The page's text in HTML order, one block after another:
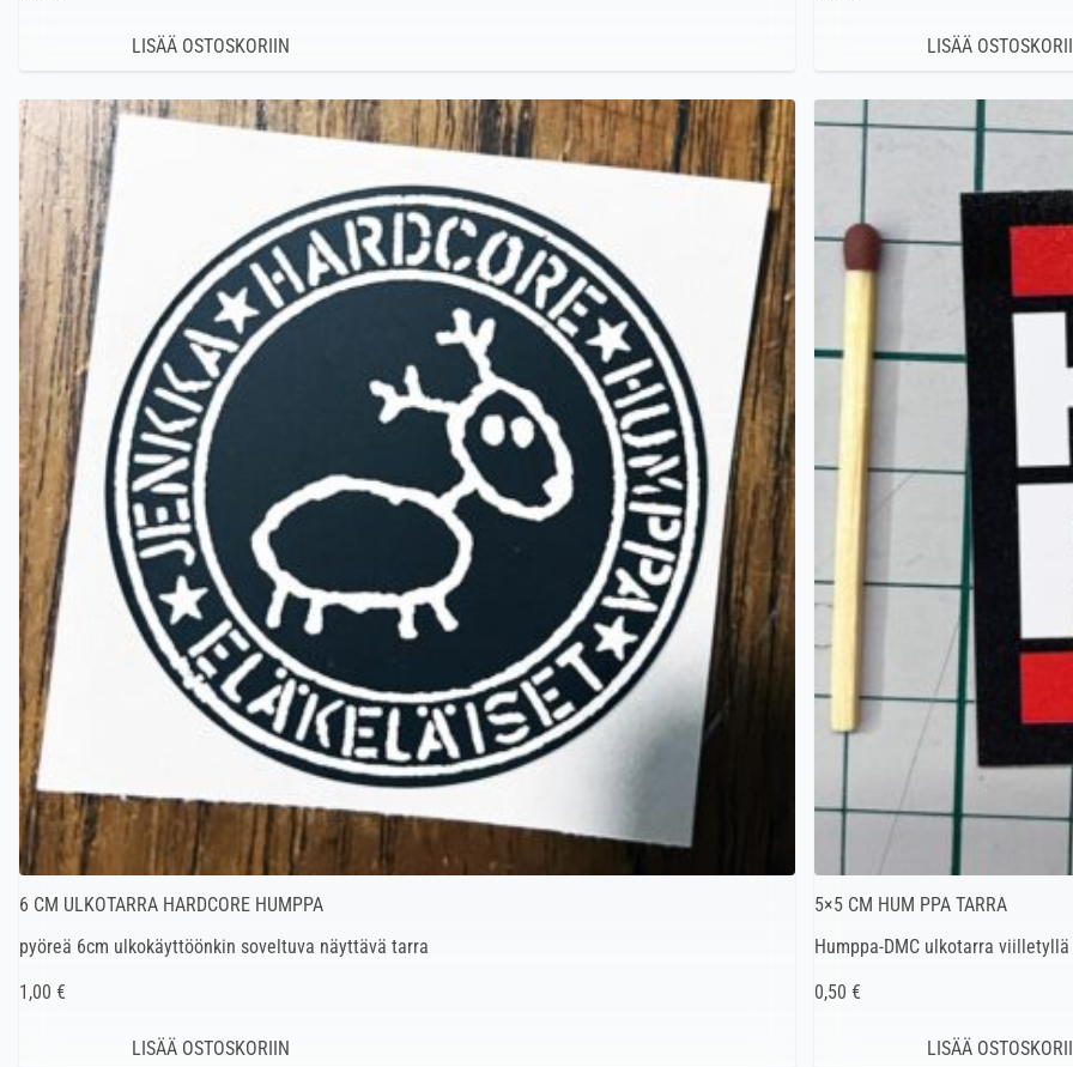
6 CM ULKOTARRA HARDCORE HUMPPA
pyöreä 6cm ulkokäyttöönkin soveltuva näyttävä tarra
1,00 €
5×5 CM HUM PPA TARRA
Humppa-DMC ulkotarra
0,50 €